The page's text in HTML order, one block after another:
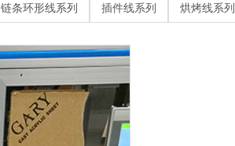
产品老化系列
>
链条环形线系列 插件线系列 烘烤线系列